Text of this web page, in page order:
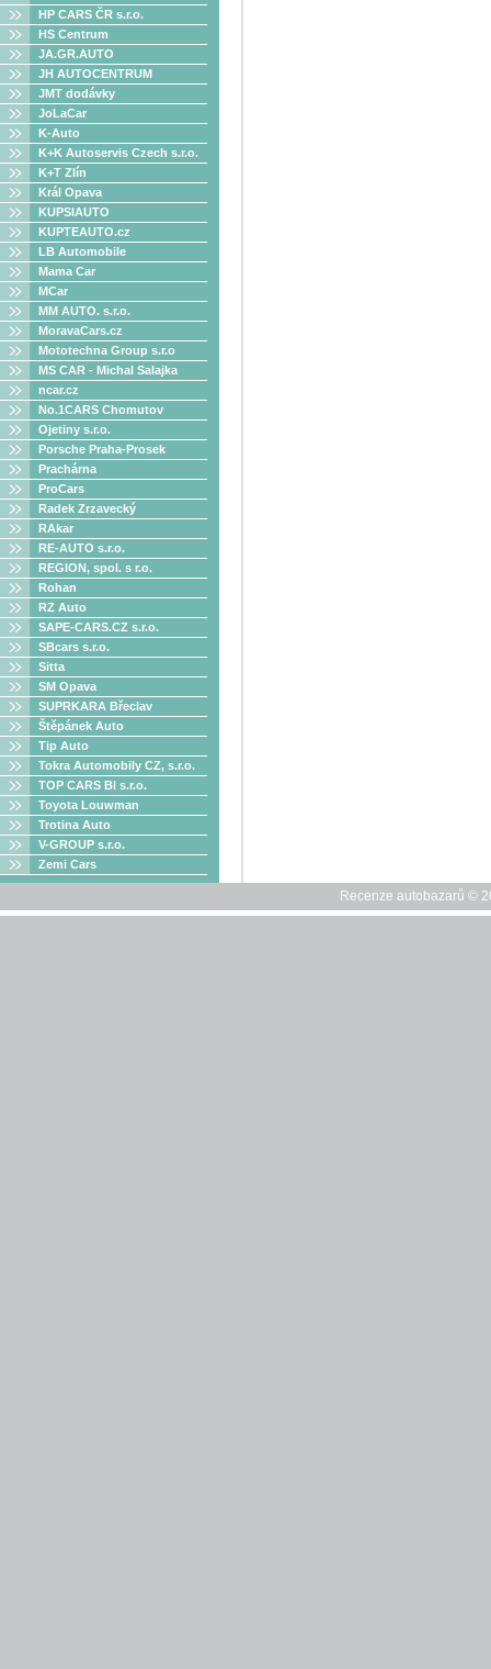
HP CARS ČR s.r.o.
HS Centrum
JA.GR.AUTO
JH AUTOCENTRUM
JMT dodávky
JoLaCar
K-Auto
K+K Autoservis Czech s.r.o.
K+T Zlín
Král Opava
KUPSIAUTO
KUPTEAUTO.cz
LB Automobile
Mama Car
MCar
MM AUTO. s.r.o.
MoravaCars.cz
Mototechna Group s.r.o
MS CAR - Michal Salajka
ncar.cz
No.1CARS Chomutov
Ojetiny s.r.o.
Porsche Praha-Prosek
Prachárna
ProCars
Radek Zrzavecký
RAkar
RE-AUTO s.r.o.
REGION, spol. s r.o.
Rohan
RZ Auto
SAPE-CARS.CZ s.r.o.
SBcars s.r.o.
Sitta
SM Opava
SUPRKARA Břeclav
Štěpánek Auto
Tip Auto
Tokra Automobily CZ, s.r.o.
TOP CARS Bl s.r.o.
Toyota Louwman
Trotina Auto
V-GROUP s.r.o.
Zemi Cars
Recenze autobazarů ©